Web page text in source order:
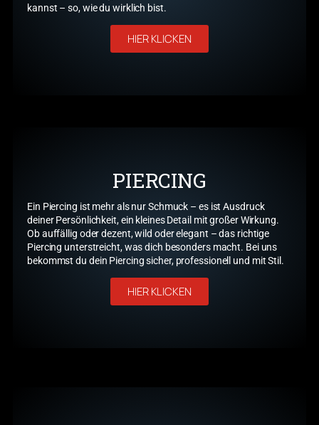
kannst – so, wie du wirklich bist.
HIER KLICKEN
PIERCING
Ein Piercing ist mehr als nur Schmuck – es ist Ausdruck
deiner Persönlichkeit, ein kleines Detail mit großer Wirkung.
Ob auffällig oder dezent, wild oder elegant – das richtige
Piercing unterstreicht, was dich besonders macht. Bei uns
bekommst du dein Piercing sicher, professionell und mit Stil.
HIER KLICKEN